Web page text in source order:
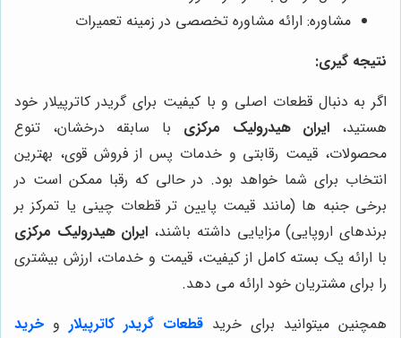
مشاوره: ارائه مشاوره تخصصی در زمینه تعمیرات
نتیجه گیری:
اگر به دنبال قطعات اصلی و با کیفیت برای گریدر کاترپیلار خود
هستید، ایران هیدرولیک مرکزی با سابقه درخشان، تنوع
محصولات، قیمت رقابتی و خدمات پس از فروش قوی، بهترین
انتخاب برای شما خواهد بود. در حالی که رقبا ممکن است در
برخی جنبه ها (مانند قیمت پایین تر قطعات چینی یا تمرکز بر
برندهای اروپایی) مزایایی داشته باشند، ایران هیدرولیک مرکزی
با ارائه یک بسته کامل از کیفیت، قیمت و خدمات، ارزش بیشتری
را برای مشتریان خود ارائه می دهد.
همچنین میتوانید برای خرید قطعات گریدر کاترپیلار و خرید